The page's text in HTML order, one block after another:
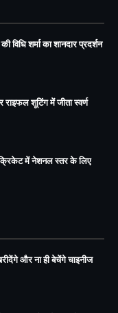
विधि शर्मा का शानदार प्रदर्शन
राइफल शूटिंग में जीता स्वर्ण
में नेशनल स्तर के लिए
और ना ही बेचेंगे चाइनीज